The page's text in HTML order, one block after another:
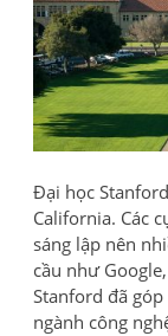
Đại học
California. Các
sáng lập nên
cầu như
Stanford đã
ngành công